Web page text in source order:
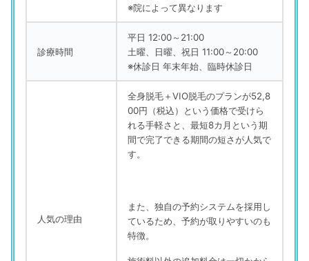
※院によって異なります
診療時間
平日 12:00～21:00
土曜、日曜、祝日 11:00～20:00
※休診日 年末年始、臨時休診日
人気の理由
全身脱毛＋VIO脱毛のプランが52,8
00円（税込）という価格で受けら
れる手軽さと、最短8カ月という期
間で完了できる期間の短さが人気で
す。
また、独自の予約システムを採用し
ているため、予約が取りやすいのも
特徴。